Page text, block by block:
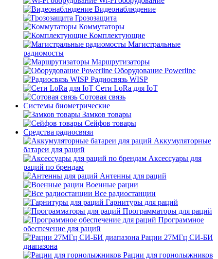
Видеонаблюдение
Грозозащита
Коммутаторы
Комплектующие
Магистральные
радиомосты
Маршрутизаторы
Оборудование Powerline
Радиосвязь WISP
Сети LoRa для IoT
Сотовая связь
Системы биометрические
Замков товары
Сейфов товары
Средства радиосвязи
Аккумуляторные
батареи для раций
Аксессуары для
раций по брендам
Антенны для раций
Военные рации
Все радиостанции
Гарнитуры для раций
Программаторы для раций
Программное
обеспечение для раций
Рации 27МГц СИ-БИ
диапазона
Рации для горнолыжников